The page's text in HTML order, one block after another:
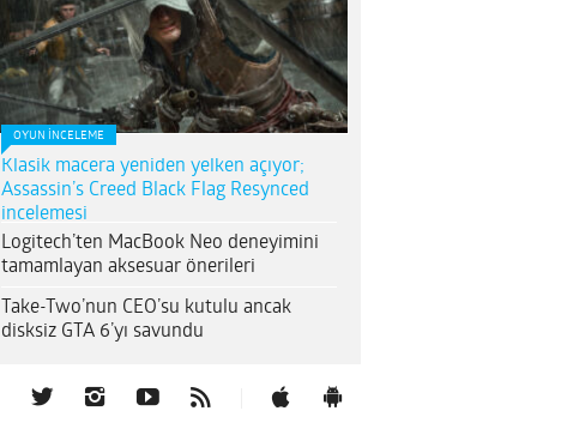
OYUN İNCELEME
Klasik macera yeniden yelken açıyor;
Assassin’s Creed Black Flag Resynced
incelemesi
Logitech’ten MacBook Neo deneyimini
tamamlayan aksesuar önerileri
Take-Two’nun CEO’su kutulu ancak
disksiz GTA 6’yı savundu